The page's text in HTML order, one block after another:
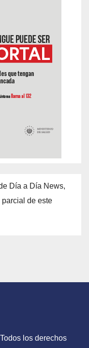
Día a Día News,
de este
los derechos